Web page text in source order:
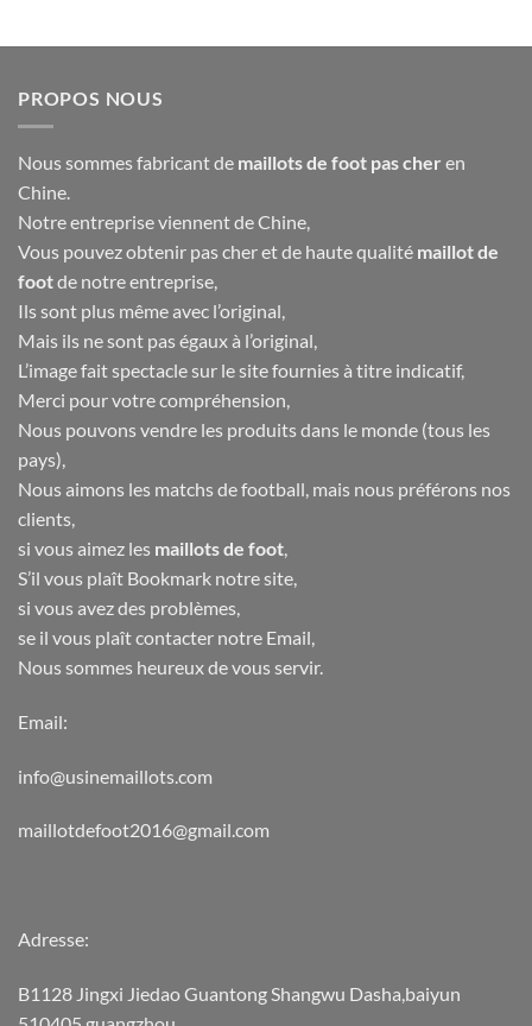
PROPOS NOUS
Nous sommes fabricant de maillots de foot pas cher en
Chine.
Notre entreprise viennent de Chine,
Vous pouvez obtenir pas cher et de haute qualité maillot de
footde notre entreprise,
Ils sont plus même avec l’original,
Mais ils ne sont pas égaux à l’original,
L’image fait spectacle sur le site fournies à titre indicatif,
Merci pour votre compréhension,
Nous pouvons vendre les produits dans le monde (tous les
pays),
Nous aimons les matchs de football, mais nous préférons nos
clients,
si vous aimez les maillots de foot,
S’il vous plaît Bookmark notre site,
si vous avez des problèmes,
se il vous plaît contacter notre Email,
Nous sommes heureux de vous servir.
Email:
info@usinemaillots.com
maillotdefoot2016@gmail.com
Adresse:
B1128 Jingxi Jiedao Guantong Shangwu Dasha,baiyun